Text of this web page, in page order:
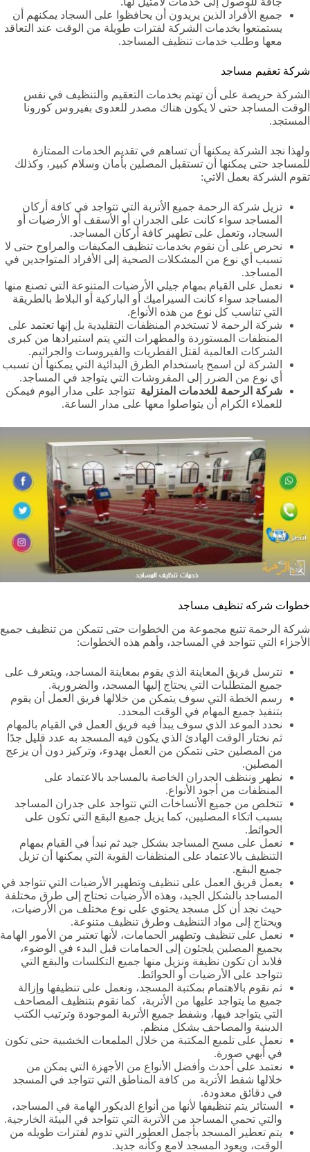
جميع الأفراد الذين يريدون أن يحافظوا على السجاد يمكنهم أن
يستمتعوا بخدمات الشركة لفترات طويلة من الوقت عند التعاقد
معها وطلب خدمات تنظيف المساجد.
شركة تعقيم مساجد
الشركة حريصة على أن تهتم بخدمات التعقيم والتنظيف في نفس
الوقت المساجد حتى لا يكون هناك مصدر للعدوى بفيروس كورونا
المستجد.
ولهذا نجد الشركة يمكنها أن تساهم في تقديم الخدمات الممتازة
للمساجد حتى يمكنها أن تستقبل المصلين بأمان وسلام كبير، وكذلك
تقوم الشركة بعمل الاتي:
تزيل شركة الرحمة جميع الأتربة التي تتواجد في كافة أركان
المساجد سواء كانت على الجدران أو الأسقف أو الأرضيات أو
السجاد، وتعمل على تطهير كافة أركان المساجد.
نحرص على أن نقوم بخدمات تنظيف المكيفات والمراوح حتى لا
تسبب أي نوع من المشكلات الصحية إلى الأفراد المتواجدين في
المساجد.
نعمل على القيام بمهام جيلي الأرضيات المتنوعة التي تصنع منها
المساجد سواء كانت السيراميك أو الباركية أو البلاط بالطريقة
التي تناسب كل نوع من هذه الأنواع.
شركة الرحمة لا تستخدم المنظفات التقليدية بل إنها تعتمد على
المنظفات المستوردة والمطهرات التي يتم استيرادها من كبرى
الشركات العالمية لقتل الفطريات والفيروسات والجراثيم.
الشركة لن اسمح باستخدام الطرق البدائية التي يمكنها أن تسبب
أي نوع من الضرر إلى المفروشات التي يتواجد في المساجد.
شركة الرحمة للخدمات المنزلية تتواجد على مدار اليوم فيمكن
للعملاء الكرام أن يتواصلوا معها على مدار الساعة.
خطوات شركه تنظيف مساجد
شركة الرحمة تتبع مجموعة من الخطوات حتى تتمكن من تنظيف جميع
الأجزاء التي تتواجد في المساجد، وأهم هذه الخطوات:
نترسل فريق المعاينة الذي يقوم بمعاينة المساجد، ويتعرف على
جميع المتطلبات التي يحتاج إليها المسجد، والضرورية.
رسم الخطة التي سوف يتمكن من خلالها فريق العمل أن يقوم
بتنفيذ جميع المهام في الوقت المحدد.
نحدد الموعد الذي سوف يبدأ فيه فريق العمل في القيام بالمهام
ثم نختار الوقت الهادئ الذي يكون فيه المسجد به عدد قليل جدًا
من المصلين حتى نتمكن من العمل بهدوء، وتركيز دون أن يزعج
المصلين.
نطهر وننظف الجدران الخاصة بالمساجد بالاعتماد على
المنظفات من أجود الأنواع.
تتخلص من جميع الأتساخات التي تتواجد على جدران المساجد
بسبب اتكاء المصليين، كما يزيل جميع البقع التي تكون على
الحوائط.
نعمل على مسح المساجد بشكل جيد ثم نبدأ في القيام بمهام
التنظيف بالاعتماد على المنظفات القوية التي يمكنها أن تزيل
جميع البقع.
يعمل فريق العمل على تنظيف وتطهير الأرضيات التي تتواجد في
المساجد بالشكل الجيد، وهذه الأرضيات تحتاج إلى طرق مختلفة
حيث نجد أن كل مسجد يحتوي على نوع مختلف من الأرضيات،
ويحتاج إلى مواد التنظيف وطرق تنظيف متنوعة.
نعمل على تنظيف وتطهير الحمامات، لأنها تعتبر من الأمور الهامة
بجميع المصلين يلجئون إلى الحمامات قبل البدء في الوضوء،
فلابد أن تكون نظيفة ونزيل منها جميع التكلسات والبقع التي
تتواجد على الأرضيات أو الحوائط.
ثم نقوم بالاهتمام بمكتبة المسجد، ونعمل على تنظيفها وإزالة
جميع ما يتواجد عليها من الأتربة، كما نقوم بتنظيف المصاحف
التي يتواجد فيها، وشفط جميع الأتربة الموجودة وترتيب الكتب
الدينية والمصاحف بشكل منظم.
نعمل على تلميع المكتبة من خلال الملمعات الخشبية حتى تكون
في أبهي صورة.
نعتمد على أحدث وأفضل الأنواع من الأجهزة التي يمكن من
خلالها شفط الأتربة من كافة المناطق التي تتواجد في المسجد
في دقائق معدودة.
الستائر يتم تنظيفها لأنها من أنواع الديكور الهامة في المساجد،
والتي تحمي المساجد من الأتربة التي تتواجد في البيئة الخارجية.
يتم تعطير المسجد بأجمل العطور التي تدوم لفترات طويله من
الوقت، ويعود المسجد لامع وكأنه جديد.